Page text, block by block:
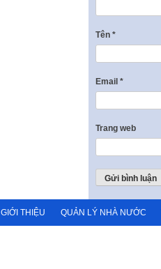
Tên *
Email *
Trang web
GIỚI THIỆU QUẢN LÝ NHÀ NƯỚC